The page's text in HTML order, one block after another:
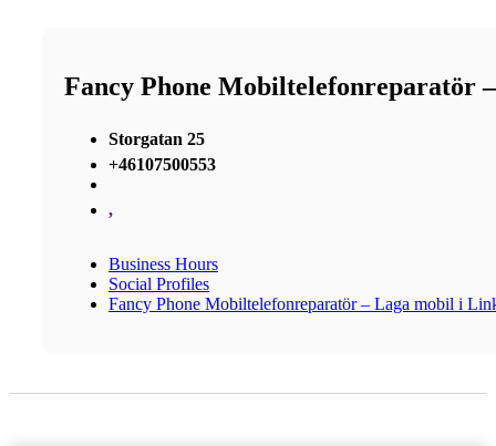
Fancy Phone Mobiltelefonreparatör
Storgatan 25
+46107500553
,
Business Hours
Social Profiles
Fancy Phone Mobiltelefonreparatör – Laga mobil i